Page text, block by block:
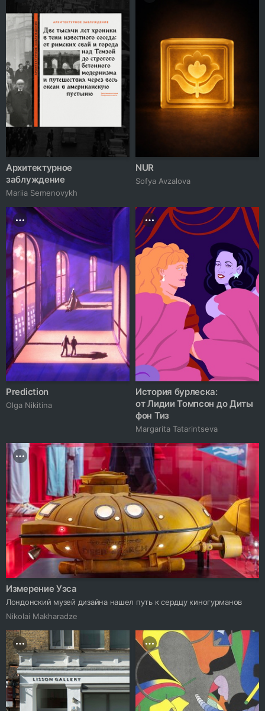
Архитектурное
заблуждение
Mariia Semenovykh
NUR
Sofya Avzalova
Prediction
Olga Nikitina
История бурлеска:
от Лидии Томпсон до Диты
фон Тиз
Margarita Tatarintseva
Измерение Уэса
Лондонский музей дизайна нашел путь к сердцу киногурманов
Nikolai Makharadze